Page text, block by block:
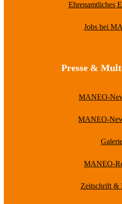
Ehrenamtliches
Jobs bei
Presse &
MANEO-
MANEO-
MANEO-
Zeitschrift &